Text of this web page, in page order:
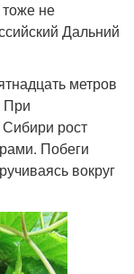
не
Дальний
метров
При
рост
Побеги
вокруг